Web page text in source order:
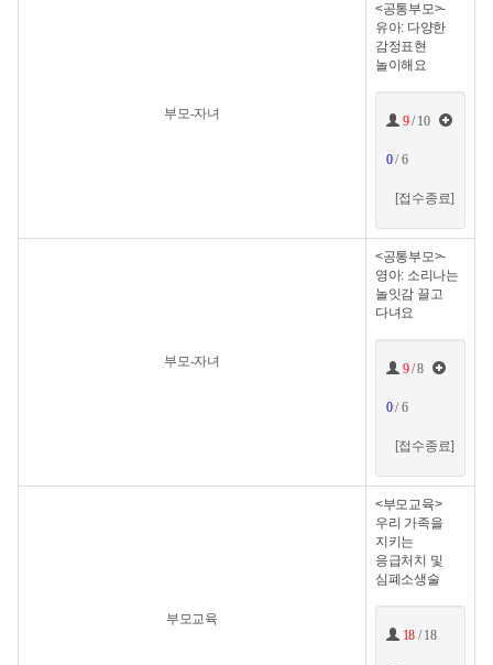
부모-자녀
<공통부모>-
유아: 다양한
감정표현
놀이해요
9/ 10
0/ 6
[접수종료]
부모-자녀
<공통부모>-
영아: 소리나는
놀잇감 끌고
다녀요
9/ 8
0/ 6
[접수종료]
부모교육
<부모교육>
우리 가족을
지키는
응급처치 및
심폐소생술
18/ 18